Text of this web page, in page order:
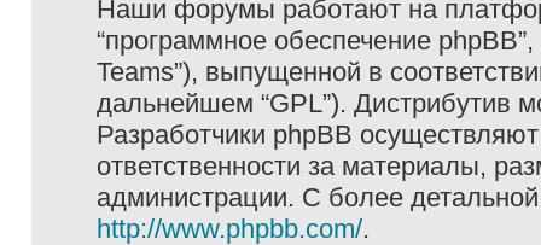
Наши форумы работают на
“программное обеспечение
Teams”), выпущенной в
дальнейшем “GPL”). Дистрибутив
Разработчики phpBB
ответственности за материалы,
администрации. С более
http://www.phpbb.com/.